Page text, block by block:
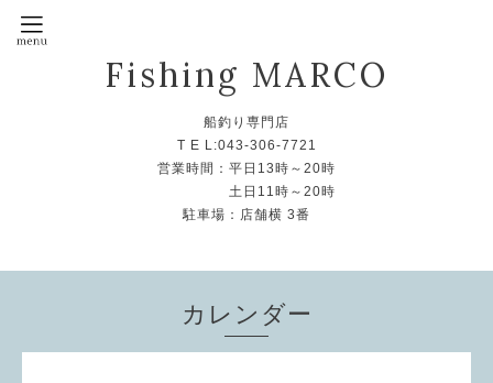
Fishing MARCO
船釣り専門店
T E L:043-306-7721
営業時間：平日13時～20時
土日11時～20時
駐車場：店舗横 3番
カレンダー